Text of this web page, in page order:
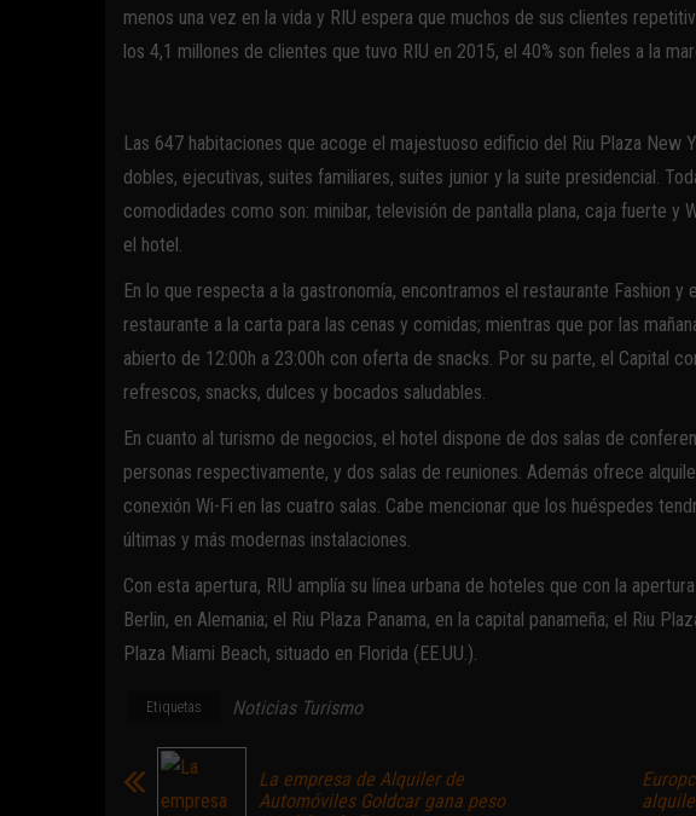
menos una vez en la vida y RIU espera que muchos de sus clientes
los 4,1 millones de clientes que tuvo RIU en 2015, el 40% son fieles a la
Las 647 habitaciones que acoge el majestuoso edificio del Riu Plaza New
dobles, ejecutivas, suites familiares, suites junior y la suite presidencial.
comodidades como son: minibar, televisión de pantalla plana, caja fuerte y
el hotel.
En lo que respecta a la gastronomía, encontramos el restaurante Fashion y
restaurante a la carta para las cenas y comidas; mientras que por las
abierto de 12:00h a 23:00h con oferta de snacks. Por su parte, el Capital
refrescos, snacks, dulces y bocados saludables.
En cuanto al turismo de negocios, el hotel dispone de dos salas de
personas respectivamente, y dos salas de reuniones. Además ofrece
conexión Wi-Fi en las cuatro salas. Cabe mencionar que los huéspedes
últimas y más modernas instalaciones.
Con esta apertura, RIU amplía su línea urbana de hoteles que con la
Berlin, en Alemania; el Riu Plaza Panama, en la capital panameña; el Riu
Plaza Miami Beach, situado en Florida (EE.UU.).
Etiquetas Noticias Turismo
La empresa de Alquiler de
Automóviles Goldcar gana peso